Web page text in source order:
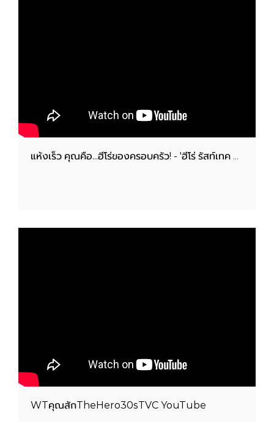
แห้งเร็ว คุณคือ...ฮีโร่ของครอบครัว! - 'ฮีโร่ รัสท์เทค 2IN1..
WTคุณสักTheHero30sTVC YouTube